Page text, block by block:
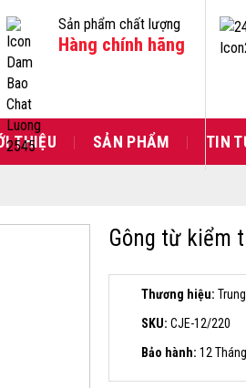
Sản phẩm chất lượng
Hàng chính hãng
THIỆU SẢN PHẨM TIN
Gông từ kiểm
Thương hiệu:
SKU: CJE-12/220
Bảo hành: 12 Tháng